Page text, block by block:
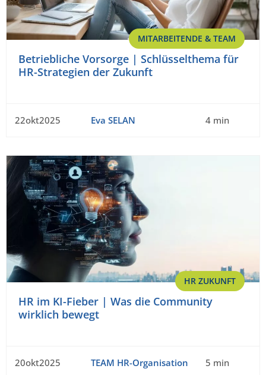
MITARBEITENDE & TEAM
Betriebliche Vorsorge | Schlüsselthema für
HR-Strategien der Zukunft
22okt2025 Eva SELAN 4 min
HR ZUKUNFT
HR im KI-Fieber | Was die Community
wirklich bewegt
20okt2025 TEAM HR-Organisation 5 min